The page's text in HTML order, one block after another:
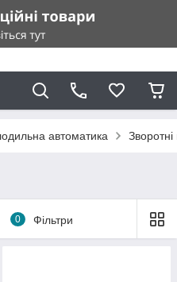
автоматика
0 Фільтри